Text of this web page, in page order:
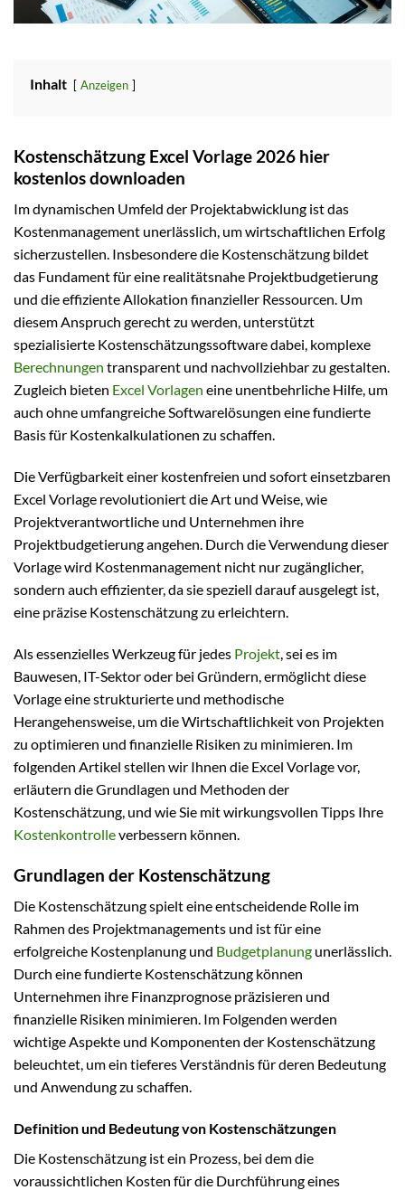
Inhalt Anzeigen
Kostenschätzung Excel Vorlage 2026 hier
kostenlos downloaden
Im dynamischen Umfeld der Projektabwicklung ist das
Kostenmanagement unerlässlich, um wirtschaftlichen Erfolg
sicherzustellen. Insbesondere die Kostenschätzung bildet
das Fundament für eine realitätsnahe Projektbudgetierung
und die effiziente Allokation finanzieller Ressourcen. Um
diesem Anspruch gerecht zu werden, unterstützt
spezialisierte Kostenschätzungssoftware dabei, komplexe
Berechnungen transparent und nachvollziehbar zu gestalten.
Zugleich bieten Excel Vorlagen eine unentbehrliche Hilfe, um
auch ohne umfangreiche Softwarelösungen eine fundierte
Basis für Kostenkalkulationen zu schaffen.
Die Verfügbarkeit einer kostenfreien und sofort einsetzbaren
Excel Vorlage revolutioniert die Art und Weise, wie
Projektverantwortliche und Unternehmen ihre
Projektbudgetierung angehen. Durch die Verwendung dieser
Vorlage wird Kostenmanagement nicht nur zugänglicher,
sondern auch effizienter, da sie speziell darauf ausgelegt ist,
eine präzise Kostenschätzung zu erleichtern.
Als essenzielles Werkzeug für jedes Projekt , sei es im
Bauwesen, IT-Sektor oder bei Gründern, ermöglicht diese
Vorlage eine strukturierte und methodische
Herangehensweise, um die Wirtschaftlichkeit von Projekten
zu optimieren und finanzielle Risiken zu minimieren. Im
folgenden Artikel stellen wir Ihnen die Excel Vorlage vor,
erläutern die Grundlagen und Methoden der
Kostenschätzung, und wie Sie mit wirkungsvollen Tipps Ihre
Kostenkontrolleverbessern können.
Grundlagen der Kostenschätzung
Die Kostenschätzung spielt eine entscheidende Rolle im
Rahmen des Projektmanagements und ist für eine
erfolgreiche Kostenplanung und Budgetplanung unerlässlich.
Durch eine fundierte Kostenschätzung können
Unternehmen ihre Finanzprognose präzisieren und
finanzielle Risiken minimieren. Im Folgenden werden
wichtige Aspekte und Komponenten der Kostenschätzung
beleuchtet, um ein tieferes Verständnis für deren Bedeutung
und Anwendung zu schaffen.
Definition und Bedeutung von Kostenschätzungen
Die Kostenschätzung ist ein Prozess, bei dem die
voraussichtlichen Kosten für die Durchführung eines